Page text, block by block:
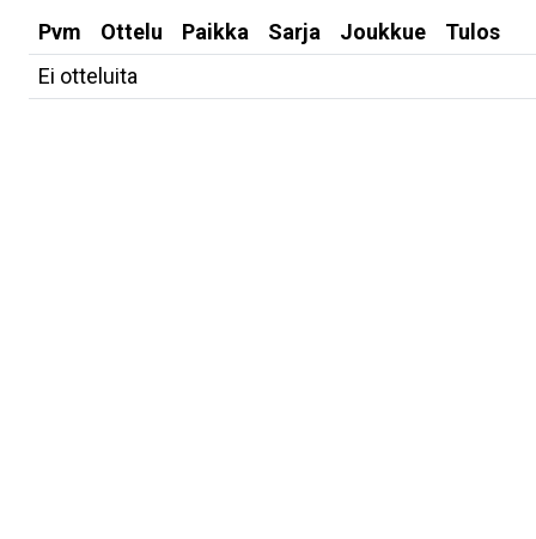
Pvm Ottelu Paikka Sarja Joukkue
Tulos
Ei otteluita